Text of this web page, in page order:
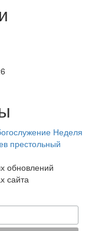
Неделя
престольный
обновлений
сайта